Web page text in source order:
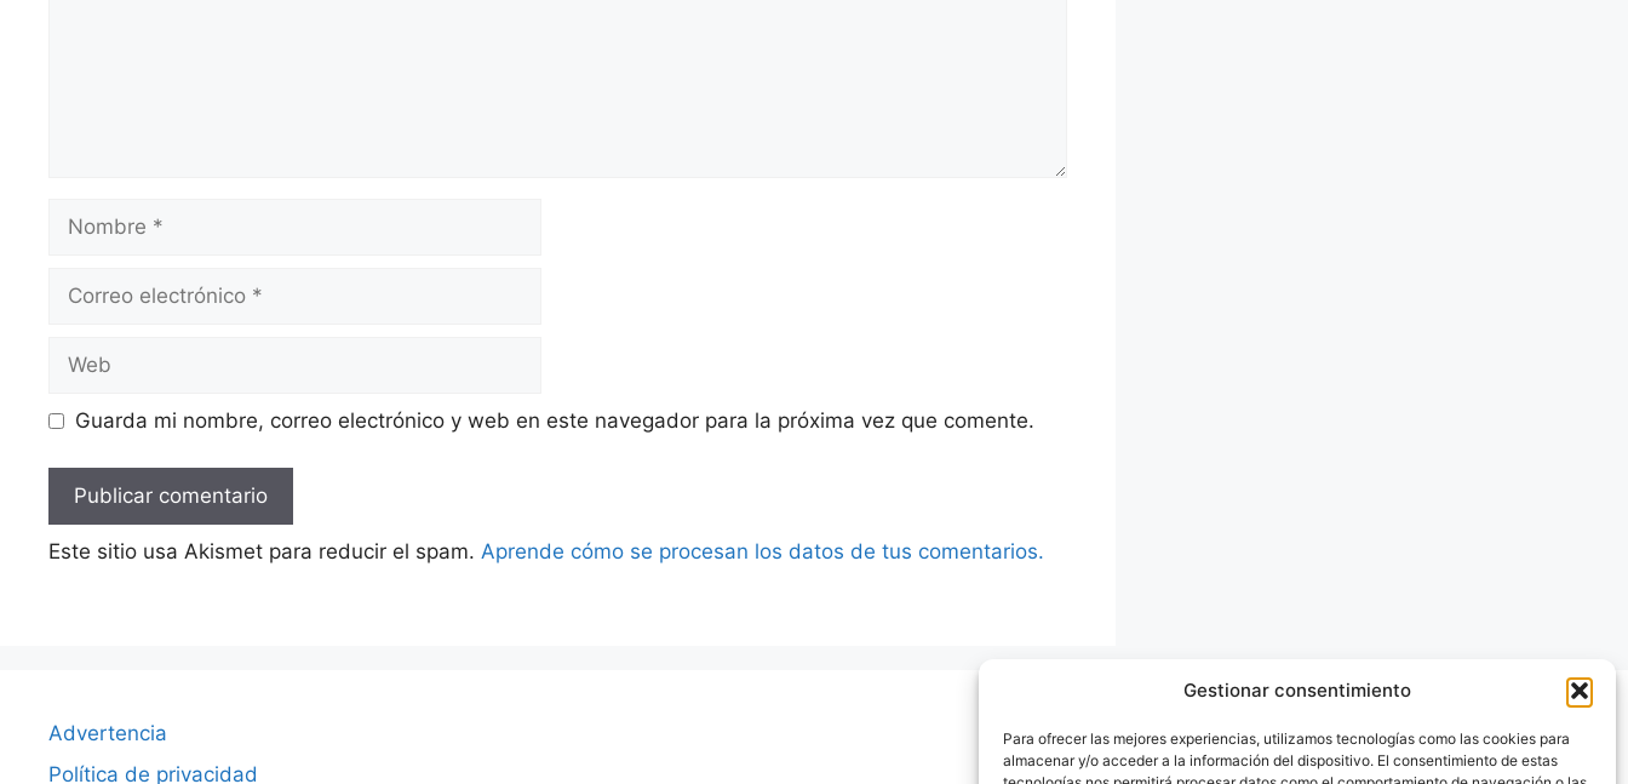
Gestionar consentimiento
Para ofrecer las mejores experiencias, utilizamos tecnologías como las cookies para
almacenar y/o acceder a la información del dispositivo. El consentimiento de estas
Nombre
Correo
Web
Guarda mi nombre, correo electrónico y web en este navegador para la próxima vez que comente.
Este sitio usa Akismet para reducir el spam. Aprende cómo se procesan los datos de tus comentarios.
Advertencia
Política de privacidad